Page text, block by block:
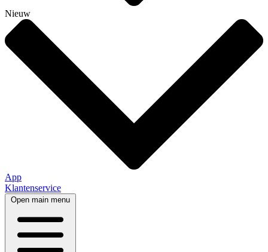
Nieuw
App
Klantenservice
Open main menu